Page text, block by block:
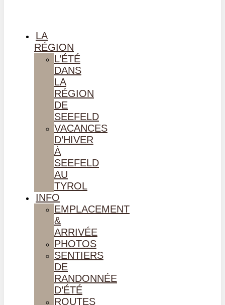
LA
RÉGION
L’ÉTÉ
DANS
LA
RÉGION
DE
SEEFELD
VACANCES
D’HIVER
À
SEEFELD
AU
TYROL
INFO
EMPLACEMENT
&
ARRIVÉE
PHOTOS
SENTIERS
DE
RANDONNÉE
D’ÉTÉ
ROUTES